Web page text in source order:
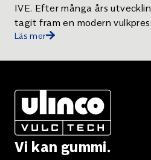
IVE. Efter många års
tagit fram en modern
lätt och smidig att använda
kontrollboxen är >IP64
använda i temperaturer från -
Avancerat styrsystem med
vulkanisationsdata.
aluminium garanterar ett
Läs mer
Vi kan gummi.